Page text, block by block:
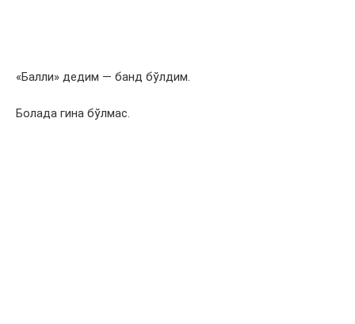
«Балли» дедим — банд бўлдим.
Болада гина бўлмас.